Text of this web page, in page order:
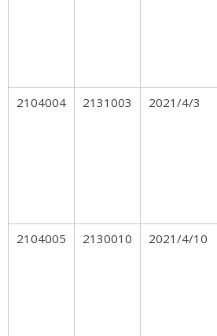
2104004 2131003 2021/4/3
2104005 2130010 2021/4/10